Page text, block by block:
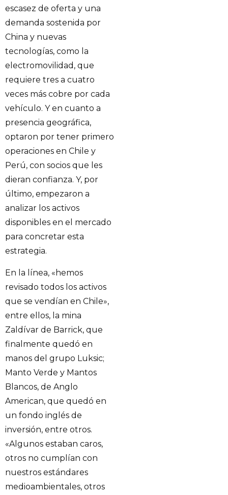
escasez de oferta y una
demanda sostenida por
China y nuevas
tecnologías, como la
electromovilidad, que
requiere tres a cuatro
veces más cobre por cada
vehículo. Y en cuanto a
presencia geográfica,
optaron por tener primero
operaciones en Chile y
Perú, con socios que les
dieran confianza. Y, por
último, empezaron a
analizar los activos
disponibles en el mercado
para concretar esta
estrategia.
En la línea, «hemos
revisado todos los activos
que se vendían en Chile»,
entre ellos, la mina
Zaldívar de Barrick, que
finalmente quedó en
manos del grupo Luksic;
Manto Verde y Mantos
Blancos, de Anglo
American, que quedó en
un fondo inglés de
inversión, entre otros.
«Algunos estaban caros,
otros no cumplían con
nuestros estándares
medioambientales, otros